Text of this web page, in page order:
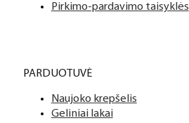
Pirkimo-pardavimo taisyklės
PARDUOTUVĖ
Naujoko krepšelis
Geliniai lakai